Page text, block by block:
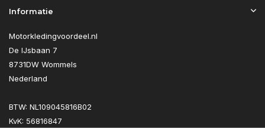
Informatie
Motorkledingvoordeel.nl
De IJsbaan 7
8731DW Wommels
Nederland
BTW: NL109045816B02
KvK: 56816847